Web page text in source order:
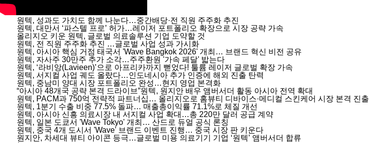
원텍, 성과도 가치도 함께 나눈다…중간배당·전 직원 주주화 추진
원텍, 대만서 ‘파스텔 프로’ 허가…레이저 포트폴리오 확장으로 시장 공략 가속
올리지오 키운 원텍, 글로벌 의료솔루션 기업 도약할 것
원텍, 전 직원 주주화 추진 …글로벌 사업 성과 가시화
원텍, 아시아 핵심 거점 태국서 'Wave Bangkok 2026' 개최… 브랜드 혁신 비전 공유
원텍, 자사주 30만주 추가 소각…주주환원 '가속 페달' 밟는다
원텍, ‘라비앙(Lavieen)’으로 아프리카까지 뻗었다! 툴륨 레이저 글로벌 확장 가속
원텍, 서지컬 사업 궤도 올랐다…인도네시아 추가 인증에 해외 진출 탄력
원텍, 중남미 양대 시장 포트폴리오 완성…현지 영업 본격화
“아시아 48개국 공략 본격 드라이브”원텍, 원지안 배우 앰버서더 활동 아시아 전역 확대
원텍, PACM과 750억 전략적 파트너십… 올리지오로 홈뷰티 디바이스·메디컬 스킨케어 시장 본격 진출
원텍, 1분기 수출 비중 77.5% 돌파… 매출총이익률 71.1%로 체질 개선
원텍, 아시아 신흥 의료시장 내 서지컬 사업 확대…총 220만 달러 공급 계약
원텍, 일본 도쿄서 'Wave Tokyo' 개최… 산드로 듀얼 공식 론칭
원텍, 중국 4개 도시서 'Wave' 브랜드 이벤트 진행… 중국 시장 판 키운다
원지안, 차세대 뷰티 아이콘 등극…글로벌 미용 의료기기 기업 ‘원텍’ 앰버서더 합류